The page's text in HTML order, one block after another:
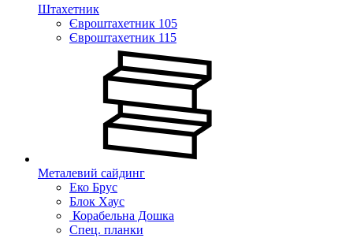
Штахетник
Євроштахетник 105
Євроштахетник 115
Металевий сайдинг
Еко Брус
Блок Хаус
Корабельна Дошка
Спец. планки